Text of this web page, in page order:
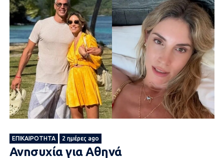
ΕΠΙΚΑΙΡΌΤΗΤΑ 2 ημέρες ago
Ανnσυxία για Αθηνά